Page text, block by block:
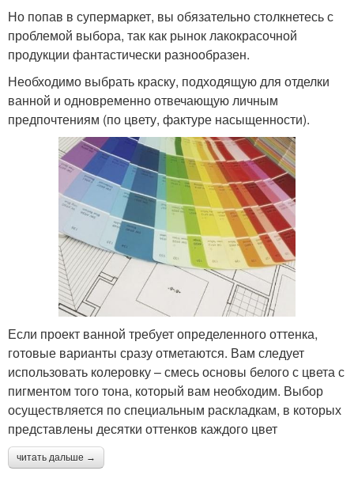
Но попав в супермаркет, вы обязательно столкнетесь с
проблемой выбора, так как рынок лакокрасочной
продукции фантастически разнообразен.
Необходимо выбрать краску, подходящую для отделки
ванной и одновременно отвечающую личным
предпочтениям (по цвету, фактуре насыщенности).
Если проект ванной требует определенного оттенка,
готовые варианты сразу отметаются. Вам следует
использовать колеровку – смесь основы белого с цвета с
пигментом того тона, который вам необходим. Выбор
осуществляется по специальным раскладкам, в которых
представлены десятки оттенков каждого цвет
читать дальше →